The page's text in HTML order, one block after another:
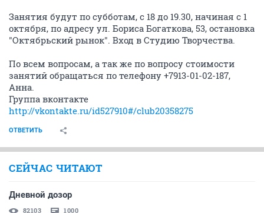
Занятия будут по субботам, с 18 до 19.30, начиная с 1
октября, по адресу ул. Бориса Богаткова, 53, остановка
"Октябрьский рынок". Вход в Студию Творчества.
По всем вопросам, а так же по вопросу стоимости
занятий обращаться по телефону +7913-01-02-187,
Анна.
Группа вконтакте
http://vkontakte.ru/id527910#/club20358275
ОТВЕТИТЬ
СЕЙЧАС ЧИТАЮТ
Дневной дозор
82103 1000